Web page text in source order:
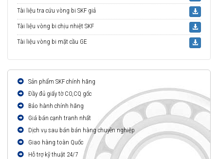
Tài liệu tra cứu vòng bi SKF giả
Tài liệu vòng bi chịu nhiệt SKF
Tài liệu vòng bi mặt cầu GE
Sản phẩm SKF chính hãng
Đầy đủ giấy tờ CO,CQ gốc
Bảo hành chính hãng
Giá bán cạnh tranh nhất
Dịch vụ sau bán bán hàng chuyên nghiệp
Giao hàng toàn Quốc
Hỗ trợ kỹ thuật 24/7